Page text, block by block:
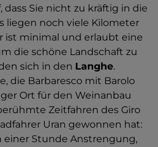
dass Sie nicht zu kräftig in die
liegen noch viele Kilometer
ist minimal und erlaubt eine
die schöne Landschaft zu
sich in den Langhe.
die Barbaresco mit Barolo
Ort für den Weinanbau
Zeitfahren des Giro
Uran gewonnen hat:
einer Stunde Anstrengung,